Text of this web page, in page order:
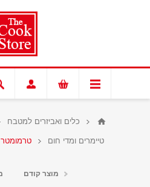
כלים ואביזרים למטבח
טיימרים ומדי חום טרמומטר
מוצר קודם